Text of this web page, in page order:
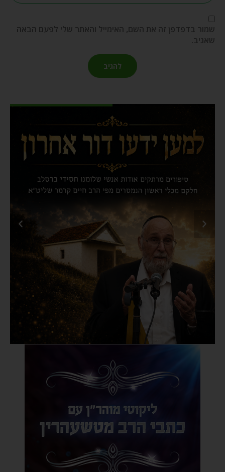
שמור בדפדפן זה את השם, האימייל והאתר שלי לפעם הבאה
שאגיב.